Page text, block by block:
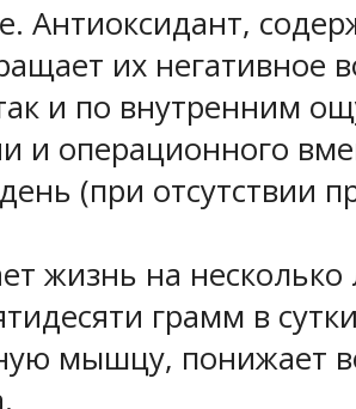
Антиоксидант,
их негативное
и по внутренним
и операционного
(при отсутствии
жизнь на
грамм в
мышцу, понижает